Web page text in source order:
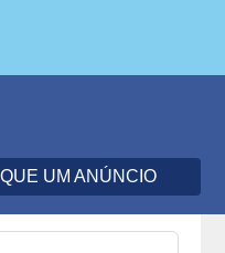
UM ANÚNCIO